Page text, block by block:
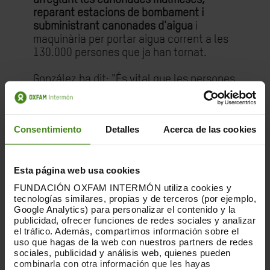
Consentimiento Detalles Acerca de las cookies
Esta página web usa cookies
FUNDACIÓN OXFAM INTERMÓN utiliza cookies y
tecnologías similares, propias y de terceros (por ejemplo,
Google Analytics) para personalizar el contenido y la
publicidad, ofrecer funciones de redes sociales y analizar
el tráfico. Además, compartimos información sobre el
uso que hagas de la web con nuestros partners de redes
sociales, publicidad y análisis web, quienes pueden
combinarla con otra información que les hayas
reparant estacions de bombament i
subministrant canonades d'aigua i
maquinària per portar aigua corrent a les
130.000 persones que ja han tornat.
González ha dit: "És vital que les persones
tinguin accés a aigua potable,
especialment perquè ara és estiu a l'Iraq
amb temperatures que ja superen els 45
graus centígrads".
l'Associació per al Desenvolupament A
l'Tahreer, soci d'Oxfam, ha dit: "Juntament
amb les autoritats iraquianes, la
comunitat internacional ha de donar
suport a projectes que redueixin la
pobresa a Mosul i a tot l'Iraq. Les
comunitats han de ser consultades en el
procés de reconstrucció per garantir que